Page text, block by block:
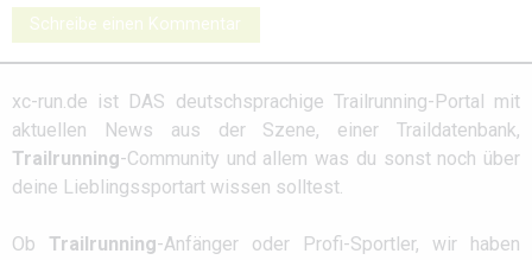
Schreibe einen Kommentar
xc-run.de ist DAS deutschsprachige Trailrunning-Portal mit
aktuellen News aus der Szene, einer Traildatenbank,
Trailrunning-Community und allem was du sonst noch über
deine Lieblingssportart wissen solltest.
Ob Trailrunning-Anfänger oder Profi-Sportler, wir haben